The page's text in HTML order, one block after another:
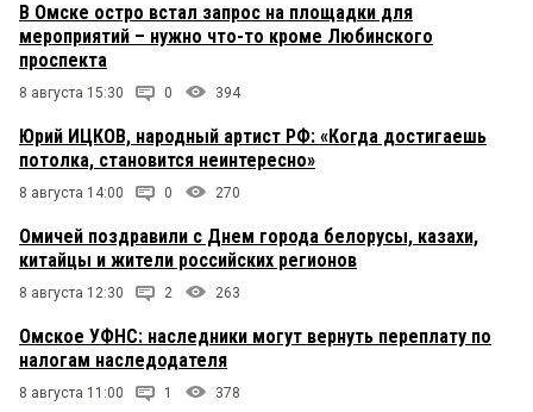
В Омске остро встал запрос на площадки для
мероприятий – нужно что-то кроме Любинского
проспекта
8 августа 15:30 0 394
Юрий ИЦКОВ, народный артист РФ: «Когда достигаешь
потолка, становится неинтересно»
8 августа 14:00 0 270
Омичей поздравили с Днем города белорусы, казахи,
китайцы и жители российских регионов
8 августа 12:30 2 263
Омское УФНС: наследники могут вернуть переплату по
налогам наследодателя
8 августа 11:00 1 378